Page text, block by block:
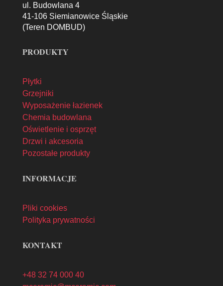
ul. Budowlana 4
41-106 Siemianowice Śląskie
(Teren DOMBUD)
PRODUKTY
Płytki
Grzejniki
Wyposażenie łazienek
Chemia budowlana
Oświetlenie i osprzęt
Drzwi i akcesoria
Pozostałe produkty
INFORMACJE
Pliki cookies
Polityka prywatności
KONTAKT
+48 32 74 000 40